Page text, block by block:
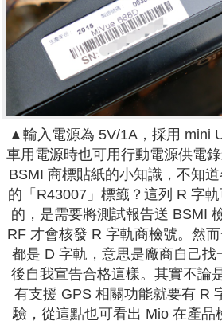
▲輸入電源為 5V/1A，採用 mini
車用電源時也可用行動電源供電
BSMI 商標貼紙的小知識，不知
的「R43007」標籤？這列 R 字
的，是需要將測試報告送 BSMI
RF 才會核發 R 字軌商檢號。然
都是 D 字軌，意思是廠商自己找
後自我宣告合格這樣。其實不論
有支援 GPS 相關功能就要有 R
驗，從這點也可看出 Mio 在產品